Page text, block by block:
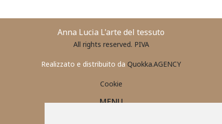
Anna Lucia L'arte del tessuto
All rights reserved. PIVA
Realizzato e distribuito da Quokka.AGENCY
Cookie
MENU